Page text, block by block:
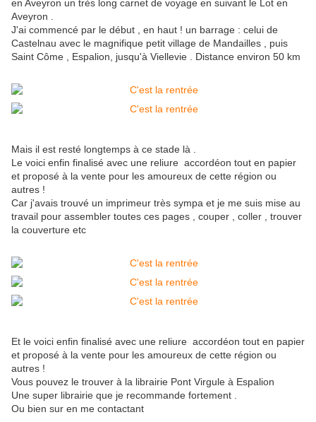
en Aveyron un très long carnet de voyage en suivant le Lot en
Aveyron .
J'ai commencé par le début , en haut ! un barrage : celui de
Castelnau avec le magnifique petit village de Mandailles , puis
Saint Côme , Espalion, jusqu'à Viellevie . Distance environ 50 km
Mais il est resté longtemps à ce stade là .
Le voici enfin finalisé avec une reliure accordéon tout en papier
et proposé à la vente pour les amoureux de cette région ou
autres !
Car j'avais trouvé un imprimeur très sympa et je me suis mise au
travail pour assembler toutes ces pages , couper , coller , trouver
la couverture etc
Et le voici enfin finalisé avec une reliure accordéon tout en papier
et proposé à la vente pour les amoureux de cette région ou
autres !
Vous pouvez le trouver à la librairie Pont Virgule à Espalion
Une super librairie que je recommande fortement .
Ou bien sur en me contactant